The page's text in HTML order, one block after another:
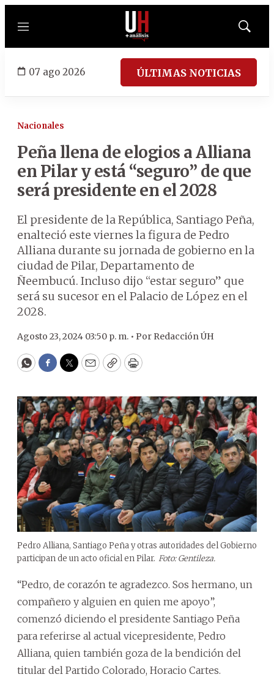
Menú
Mostrar
07 ago 2026 ÚLTIMAS NOTICIAS
Nacionales
Peña llena de elogios a Alliana
en Pilar y está “seguro” de que
será presidente en el 2028
El presidente de la República, Santiago Peña,
enalteció este viernes la figura de Pedro
Alliana durante su jornada de gobierno en la
ciudad de Pilar, Departamento de
Ñeembucú. Incluso dijo “estar seguro” que
será su sucesor en el Palacio de López en el
2028.
Agosto 23, 2024 03:50 p. m. • Por Redacción ÚH
WhatsApp
Facebook
Twitter
EmailCopyPrint
Pedro Alliana, Santiago Peña y otras autoridades del Gobierno
participan de un acto oficial en Pilar. Foto: Gentileza.
“Pedro, de corazón te agradezco. Sos hermano, un
compañero y alguien en quien me apoyo”,
comenzó diciendo el presidente Santiago Peña
para referirse al actual vicepresidente, Pedro
Alliana, quien también goza de la bendición del
titular del Partido Colorado, Horacio Cartes.